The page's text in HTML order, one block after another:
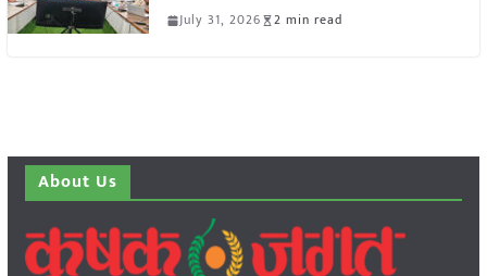
July 31, 2026 2 min read
About Us